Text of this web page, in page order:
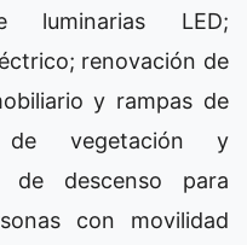
luminarias LED;
renovación de
y rampas de
de vegetación y
de descenso para
con movilidad